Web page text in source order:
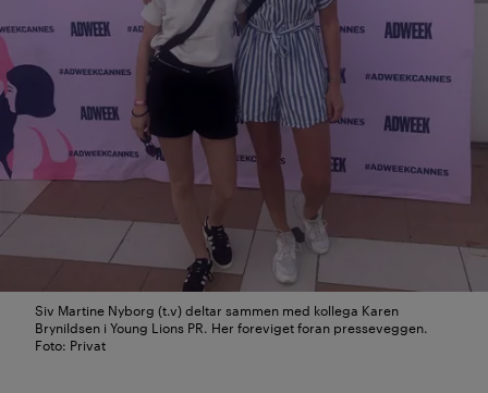
Siv Martine Nyborg (t.v) deltar sammen med kollega Karen
Brynildsen i Young Lions PR. Her foreviget foran presseveggen.
Foto: Privat